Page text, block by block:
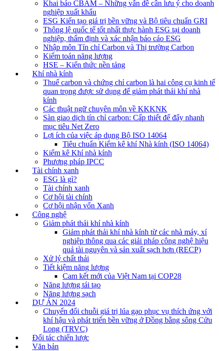
Khai báo CBAM – Những vẫn đề cần lưu ý cho doanh
nghiệp xuất khẩu
ESG Kiến tạo giá trị bền vững và Bộ tiêu chuẩn GRI
Thông lệ quốc tế tốt nhất thực hành ESG tại doanh
nghiệp, thẩm định và xác nhận báo cáo ESG
Nhập môn Tín chỉ Carbon và Thị trường Carbon
Kiểm toán năng lượng
HSE – Kiến thức nền tảng
Khí nhà kính
Thuế carbon và chứng chỉ carbon là hai công cụ kinh tế
quan trọng được sử dụng để giảm phát thải khí nhà
kính
Các thuật ngữ chuyên môn về KKKNK
Sàn giao dịch tín chỉ carbon: Cấp thiết để đẩy nhanh
mục tiêu Net Zero
Lợi ích của việc áp dụng Bộ ISO 14064
Tiêu chuẩn Kiểm kê khí Nhà kính (ISO 14064)
Kiểm kê Khí nhà kính
Phương pháp IPCC
Tài chính xanh
ESG là gì?
Tài chính xanh
Cơ hội tài chính
Cơ hội nhận vốn Xanh
Công nghệ
Giảm phát thải khí nhà kính
Giảm phát thải khí nhà kính từ các nhà máy, xí
nghiệp thông qua các giải pháp công nghệ hiệu
quả tài nguyên và sản xuất sạch hơn (RECP)
Xử lý chất thải
Tiết kiệm năng lượng
Cam kết mới của Việt Nam tại COP28
Năng lượng tái tạo
Năng lượng sạch
DỰ ÁN 2024
Chuyển đổi chuỗi giá trị lúa gạo phục vụ thích ứng với
khí hậu và phát triển bền vững ở Đồng bằng sông Cửu
Long (TRVC)
Đối tác chiến lược
Văn bản